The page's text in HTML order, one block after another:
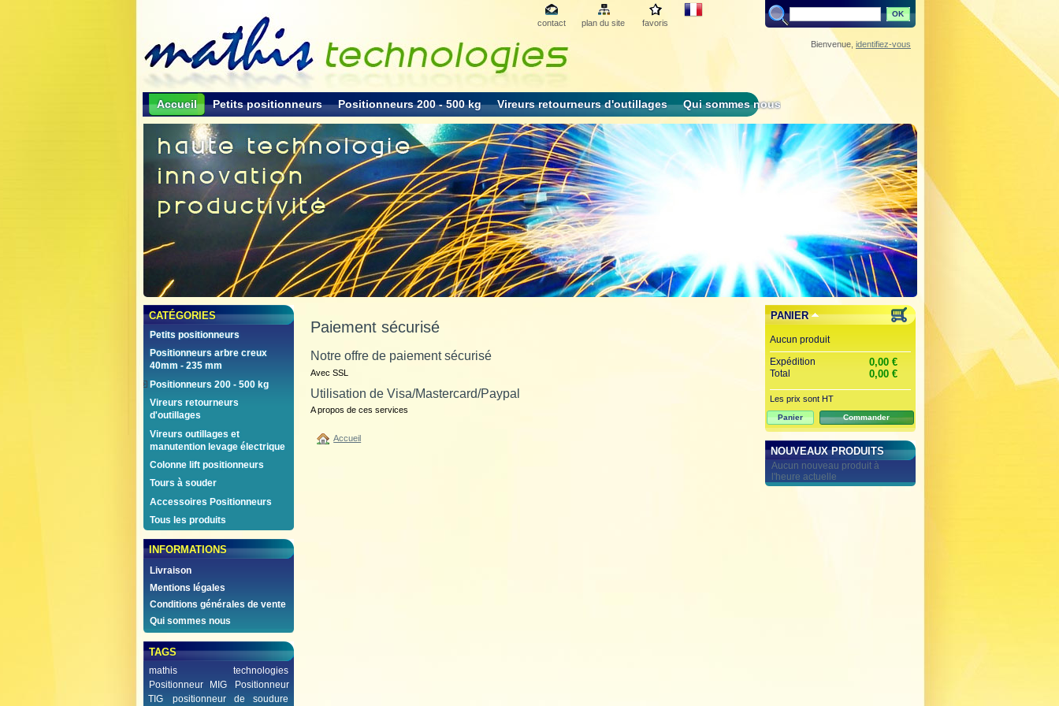
contact plan du site favoris
Bienvenue, identifiez-vous
Accueil Petits positionneurs Positionneurs 200 - 500 kg Vireurs retourneurs d'outillages Qui sommes nous
CATÉGORIES
Petits positionneurs
Positionneurs arbre creux
40mm - 235 mm
Positionneurs 200 - 500 kg
Vireurs retourneurs
d'outillages
Vireurs outillages et
manutention levage électrique
Colonne lift positionneurs
Tours à souder
Accessoires Positionneurs
Tous les produits
INFORMATIONS
Livraison
Mentions légales
Conditions générales de vente
Qui sommes nous
TAGS
mathis technologies
Positionneur MIG
Positionneur
TIG
positionneur de soudure
Accueil > Paiement sécurisé
Paiement sécurisé
Notre offre de paiement sécurisé
Avec SSL
Utilisation de Visa/Mastercard/Paypal
A propos de ces services
Accueil
PANIER
Aucun produit
Expédition
0,00 €
Total 0,00 €
Les prix sont HT
Panier Commander
NOUVEAUX PRODUITS
Aucun nouveau produit à
l'heure actuelle